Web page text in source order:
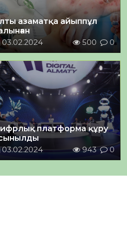
азаматқа айыппұл
03.02.2024
500 0
платформа құру
03.02.2024
943 0